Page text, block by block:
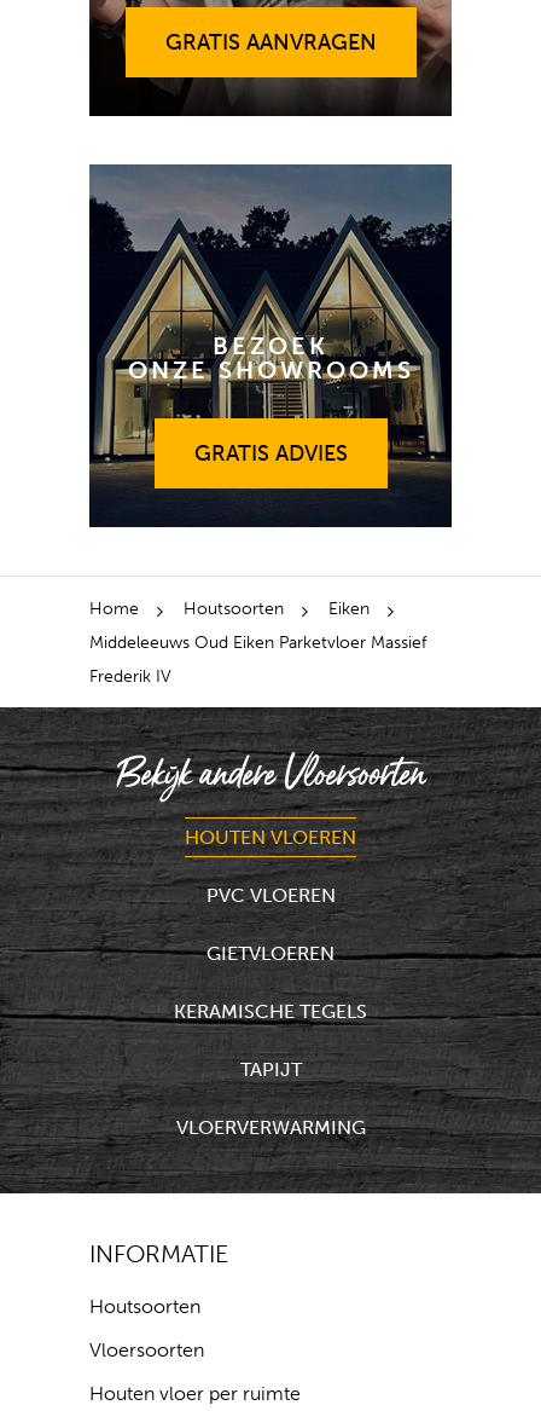
GRATIS AANVRAGEN
BEZOEK
ONZE SHOWROOMS
GRATIS ADVIES
GRATIS ADVIES
Home Houtsoorten
Eiken
Middeleeuws Oud Eiken Parketvloer Massief
Frederik IV
Bekijk andere Vloersoorten
HOUTEN VLOEREN
PVC VLOEREN
GIETVLOEREN
KERAMISCHE TEGELS
TAPIJT
VLOERVERWARMING
INFORMATIE
Houtsoorten
Vloersoorten
Houten vloer per ruimte